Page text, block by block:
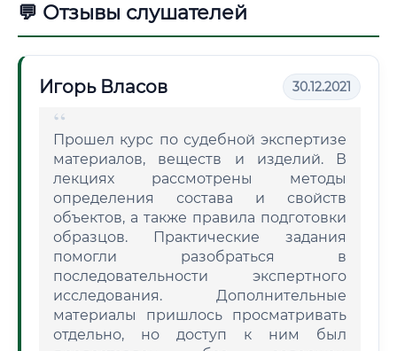
💬 Отзывы слушателей
Игорь Власов 30.12.2021
Прошел курс по судебной экспертизе
материалов, веществ и изделий. В
лекциях рассмотрены методы
определения состава и свойств
объектов, а также правила подготовки
образцов. Практические задания
помогли разобраться в
последовательности экспертного
исследования. Дополнительные
материалы пришлось просматривать
отдельно, но доступ к ним был